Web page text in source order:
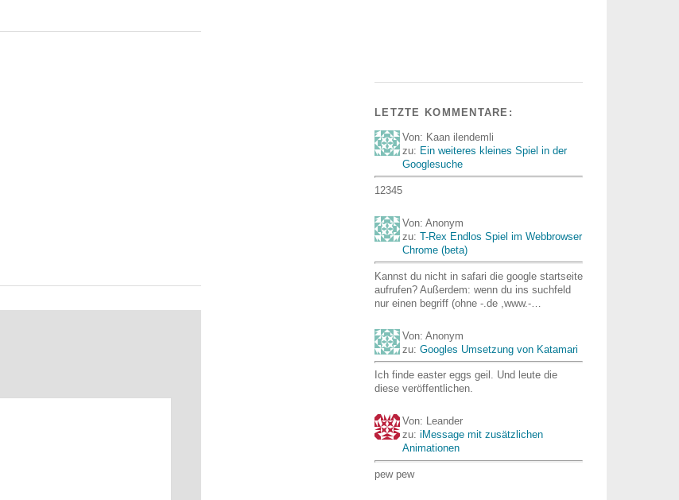
LETZTE KOMMENTARE:
Von: Kaan ilendemli
zu: Ein weiteres kleines Spiel in der
Googlesuche
12345
Von: Anonym
zu: T-Rex Endlos Spiel im Webbrowser
Chrome (beta)
Kannst du nicht in safari die google startseite
aufrufen? Außerdem: wenn du ins suchfeld
nur einen begriff (ohne -.de ,www.-…
Von: Anonym
zu: Googles Umsetzung von Katamari
Ich finde easter eggs geil. Und leute die
diese veröffentlichen.
Von: Leander
zu: iMessage mit zusätzlichen
Animationen
pew pew